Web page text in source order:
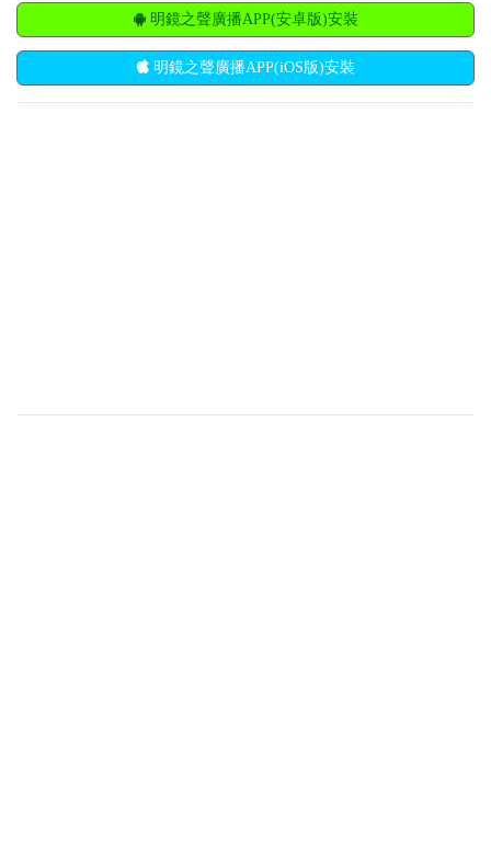
明鏡之聲廣播APP(安卓版)安裝
明鏡之聲廣播APP(iOS版)安裝